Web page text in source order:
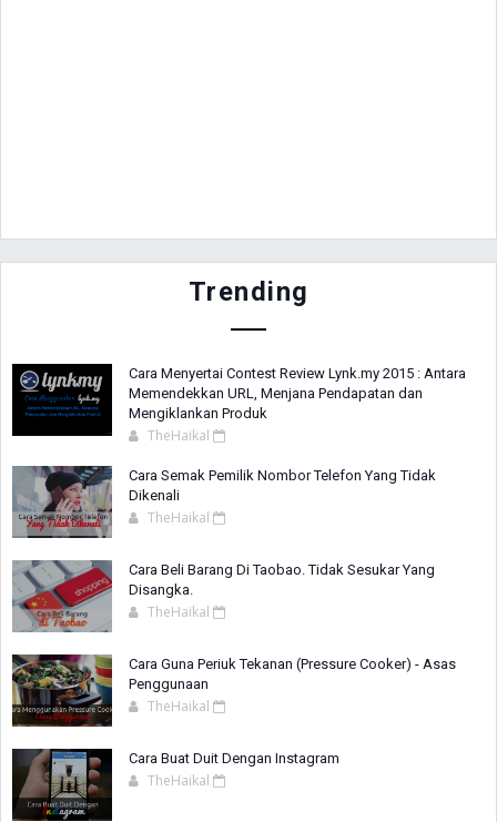
Trending
Cara Menyertai Contest Review Lynk.my 2015 : Antara
Memendekkan URL, Menjana Pendapatan dan
Mengiklankan Produk
TheHaikal
Cara Semak Pemilik Nombor Telefon Yang Tidak
Dikenali
TheHaikal
Cara Beli Barang Di Taobao. Tidak Sesukar Yang
Disangka.
TheHaikal
Cara Guna Periuk Tekanan (Pressure Cooker) - Asas
Penggunaan
TheHaikal
Cara Buat Duit Dengan Instagram
TheHaikal